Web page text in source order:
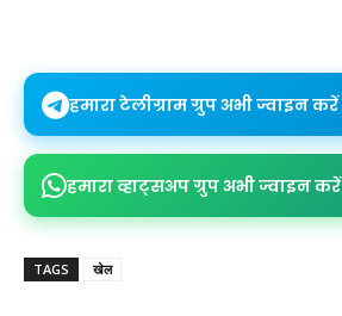
हमारा टेलीग्राम ग्रुप अभी ज्वाइन करें
हमारा व्हाट्सअप ग्रुप अभी ज्वाइन करें
TAGS खेल